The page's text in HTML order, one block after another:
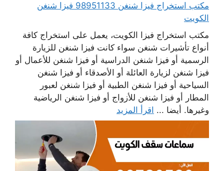
مكتب استخراج فيزا شنغن 98951133 فيزا شنغن
الكويت
مكتب استخراج فيزا الكويت، يعمل على استخراج كافة
أنواع تأشيرات شنغن سواء كانت فيزا شنغن للزيارة
الرسمية أو فيزا شنغن الدراسية أو فيزا شنغن للأعمال أو
فيزا شنغن لزيارة العائلة أو الأصدقاء أو فيزا شنغن
السياحية أو فيزا شنغن الطبية أو فيزا شنغن لعبور
المطار أو فيزا شنغن للأزواج أو فيزا شنغن الرياضية
وغيرها. أيضا ... اقرأ المزيد